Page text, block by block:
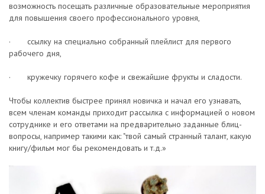
возможность посещать различные образовательные мероприятия
для повышения своего профессионального уровня,
· ссылку на специально собранный плейлист для первого
рабочего дня,
· кружечку горячего кофе и свежайшие фрукты и сладости.
Чтобы коллектив быстрее принял новичка и начал его узнавать,
всем членам команды приходит рассылка с информацией о новом
сотруднике и его ответами на предварительно заданные блиц-
вопросы, например такими как: "твой самый странный талант, какую
книгу/фильм мог бы рекомендовать и т.д.»